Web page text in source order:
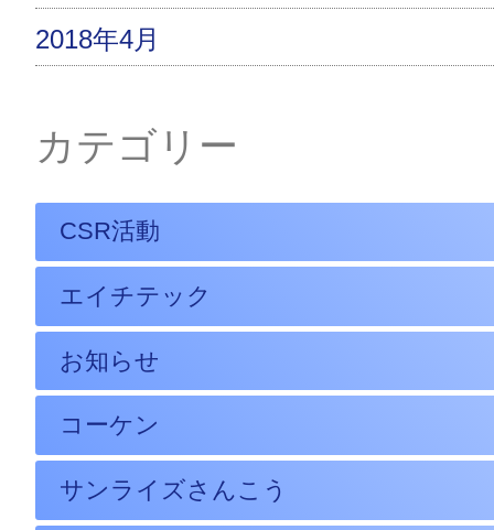
2018年4月
カテゴリー
CSR活動
エイチテック
お知らせ
コーケン
サンライズさんこう